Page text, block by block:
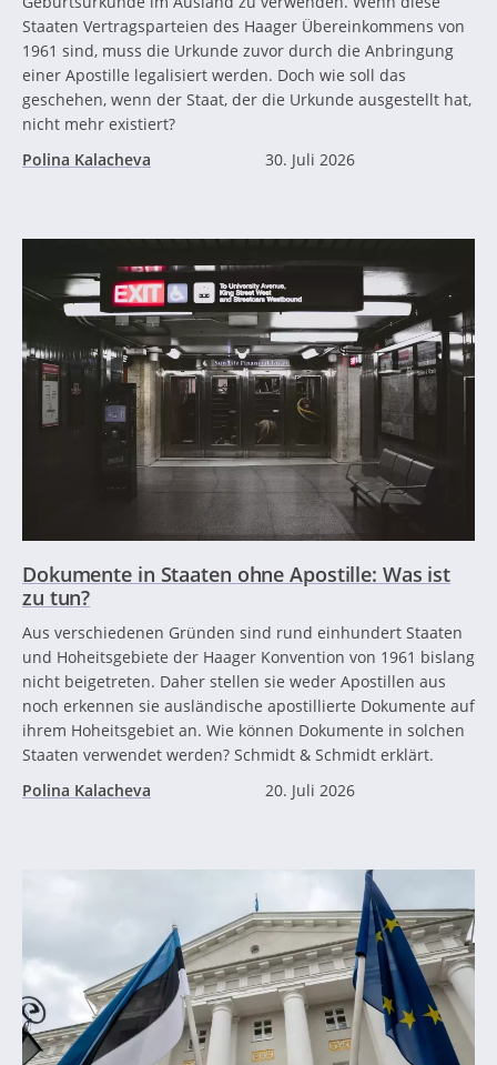
Staaten Vertragsparteien des Haager Übereinkommens von
1961 sind, muss die Urkunde zuvor durch die Anbringung
einer Apostille legalisiert werden. Doch wie soll das
geschehen, wenn der Staat, der die Urkunde ausgestellt hat,
nicht mehr existiert?
Polina Kalacheva
30. Juli 2026
Dokumente in Staaten ohne Apostille: Was ist
zu tun?
Aus verschiedenen Gründen sind rund einhundert Staaten
und Hoheitsgebiete der Haager Konvention von 1961 bislang
nicht beigetreten. Daher stellen sie weder Apostillen aus
noch erkennen sie ausländische apostillierte Dokumente auf
ihrem Hoheitsgebiet an. Wie können Dokumente in solchen
Staaten verwendet werden? Schmidt & Schmidt erklärt.
Polina Kalacheva
20. Juli 2026